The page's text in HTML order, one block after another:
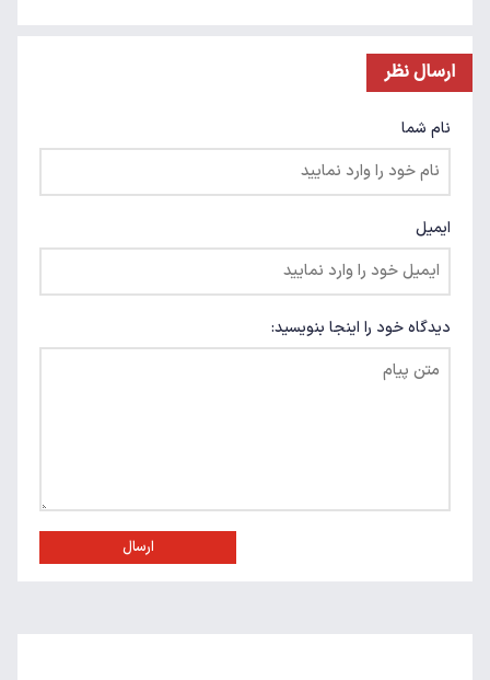
ارسال نظر
نام شما
ایمیل
دیدگاه خود را اینجا بنویسید:
ارسال